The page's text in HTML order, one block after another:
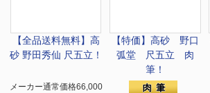
【全品送料無料】 高
砂 野田秀仙 尺五立！
メーカー通常価格66,000
【特価】高砂 野口
弧堂 尺五立 肉
筆！